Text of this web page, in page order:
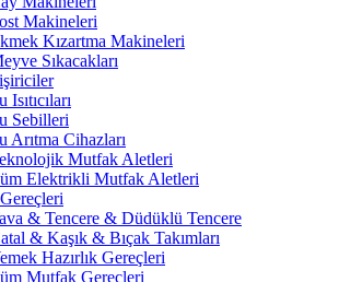
Makineleri
Kızartma Makineleri
Sıkacakları
Isıtıcıları
Sebilleri
Arıtma Cihazları
Mutfak Aletleri
Elektrikli Mutfak Aletleri
& Tencere & Düdüklü Tencere
& Kaşık & Bıçak Takımları
Hazırlık Gereçleri
Mutfak Gereçleri